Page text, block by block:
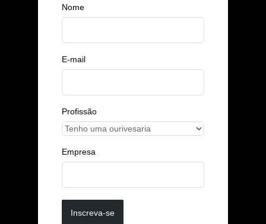
Nome
E-mail
Profissão
Empresa
Inscreva-se